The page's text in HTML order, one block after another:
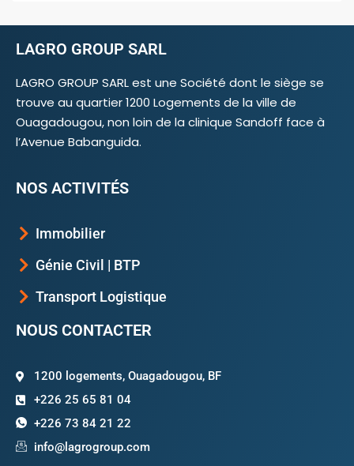
LAGRO GROUP SARL
LAGRO GROUP SARL est une Société dont le siège se
trouve au quartier 1200 Logements de la ville de
Ouagadougou, non loin de la clinique Sandoff face à
l’Avenue Babanguida.
NOS ACTIVITÉS
Immobilier
Génie Civil | BTP
Transport Logistique
NOUS CONTACTER
1200 logements, Ouagadougou, BF
+226 25 65 81 04
+226 73 84 21 22
info@lagrogroup.com